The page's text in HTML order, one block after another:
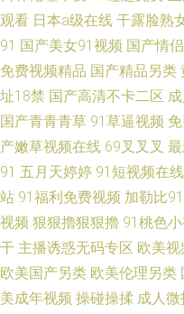
观看 日本a级在线 干露脸熟
91 国产美女91视频 国产情
免费视频精品 国产精品另类
址18禁 国产高清不卡二区
国产青青青草 91草逼视频
产嫩草视频在线 69叉叉叉
91 五月天婷婷 91短视频在线
站 91福利免费视频 加勒比
视频 狠狠擼狠狠擼 91桃色
干 主播诱惑无码专区 欧美视
欧美国产另类 欧美伦理另类
美成年视频 操碰操揉 成人